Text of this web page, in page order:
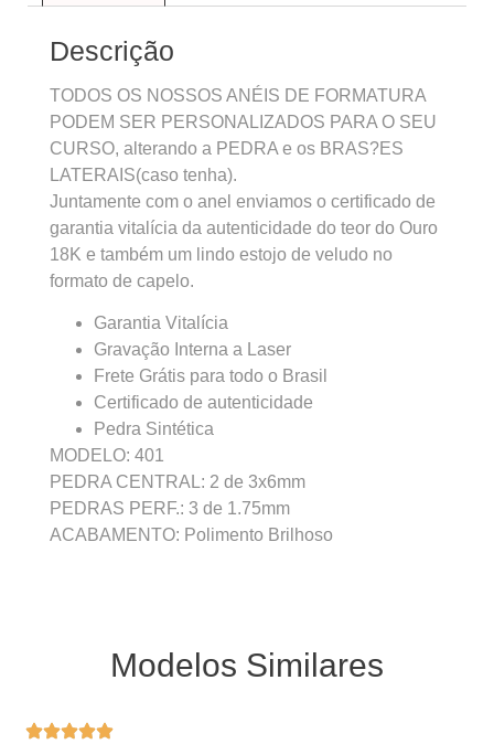
Descrição
TODOS OS NOSSOS ANÉIS DE FORMATURA
PODEM SER PERSONALIZADOS PARA O SEU
CURSO, alterando a PEDRA e os BRAS?ES
LATERAIS(caso tenha).
Juntamente com o anel enviamos o certificado de
garantia vitalícia da autenticidade do teor do Ouro
18K e também um lindo estojo de veludo no
formato de capelo.
Garantia Vitalícia
Gravação Interna a Laser
Frete Grátis para todo o Brasil
Certificado de autenticidade
Pedra Sintética
MODELO: 401
PEDRA CENTRAL: 2 de 3x6mm
PEDRAS PERF.: 3 de 1.75mm
ACABAMENTO: Polimento Brilhoso
Modelos Similares